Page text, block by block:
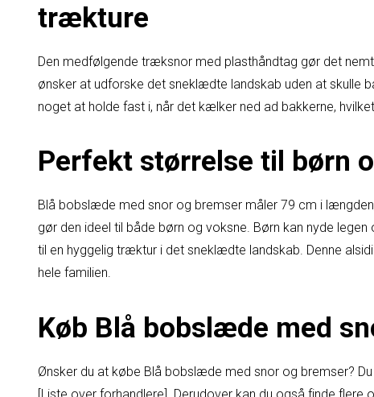
trækture
Den medfølgende træksnor med plasthåndtag gør det
ønsker at udforske det sneklædte landskab uden at skulle
noget at holde fast i, når det kælker ned ad bakkerne,
Perfekt størrelse til børn
Blå bobslæde med snor og bremser måler 79 cm i
gør den ideel til både børn og voksne. Børn kan nyde
til en hyggelig træktur i det sneklædte landskab. Denne
hele familien.
Køb Blå bobslæde med
Ønsker du at købe Blå bobslæde med snor og bremser?
[Liste over forhandlere]. Derudover kan du også finde